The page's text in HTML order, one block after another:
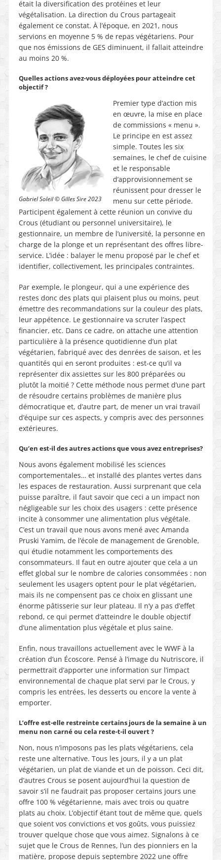
était la diversification des protéines et leur
végétalisation. La direction du Crous partageait
également ce constat. À l’époque, en 2021, nous
servions en moyenne 5 % de repas végétariens. Pour
que nos émissions de GES diminuent, il fallait atteindre
au moins 20 %.
Quelles actions avez-vous déployées pour atteindre cet
objectif ?
Gabriel Soleil © Gilles Sire 2023
Premier type d’action mis
en œuvre, la mise en place
de commissions « menu ».
Le principe en est assez
simple. Toutes les six
semaines, le chef de cuisine
et le responsable
d’approvisionnement se
réunissent pour dresser le
menu sur cette période.
Participent également à cette réunion un convive du
Crous (étudiant ou personnel universitaire), le
gestionnaire, un membre de l’université, la personne en
charge de la plonge et un représentant des offres libre-
service. L’idée : balayer le menu proposé par le chef et
identifier, collectivement, les principales contraintes.
Par exemple, le plongeur, qui a une expérience des
restes donc des plats qui plaisent plus ou moins, peut
émettre des recommandations sur la couleur des plats,
leur appétence. Le gestionnaire va scruter l’aspect
financier, etc. Dans ce cadre, on attache une attention
particulière à la présence quotidienne d’un plat
végétarien, fabriqué avec des denrées de saison, et les
quantités qui en seront produites : est-ce qu’il va
représenter dix assiettes sur les 800 préparées ou
plutôt la moitié ? Cette méthode nous permet d’une part
de résoudre certains problèmes de manière plus
démocratique et, d’autre part, de mener un vrai travail
d’équipe sur ces aspects, y compris avec des personnes
extérieures.
Qu’en est-il des autres actions que vous avez entreprises?
Nous avons également mobilisé les sciences
comportementales… et installé des plantes vertes dans
les espaces de restauration. Aussi surprenant que cela
puisse paraître, il faut savoir que ceci a un impact non
négligeable sur les choix des usagers : cette présence
incite à consommer une alimentation plus végétale.
C’est un travail que nous avons mené avec Amanda
Pruski Yamim, de l’école de management de Grenoble,
qui étudie notamment les comportements des
consommateurs. Il faut en outre ajouter que cela a un
effet global sur le nombre de calories consommées : non
seulement les usagers optent pour le plat végétarien,
mais ils ne compensent pas ce choix en glissant une
énorme pâtisserie sur leur plateau. Il n’y a pas d’effet
rebond, ce qui permet d’atteindre le double objectif
d’une alimentation plus végétale et plus saine.
Enfin, nous travaillons actuellement avec le WWF à la
création d’un Écoscore. Pensé à l’image du Nutriscore, il
permettrait d’apporter une information sur l’impact
environnemental de chaque plat servi par le Crous, y
compris les entrées, les desserts ou encore la vente à
emporter.
L’offre est-elle restreinte certains jours de la semaine à un
menu non carné ou cela reste-t-il ouvert ?
Non, nous n’imposons pas les plats végétariens, cela
reste une alternative. Tous les jours, il y a un plat
végétarien, un plat de viande et un de poisson. Ceci dit,
d’autres Crous se posent aujourd’hui la question de
savoir s’il ne faudrait pas proposer certains jours une
offre 100 % végétarienne, mais avec trois ou quatre
plats au choix. L’objectif étant tout de même que, quels
que soient vos convictions et vos goûts, vous puissiez
trouver quelque chose que vous aimez. Signalons à ce
sujet que le Crous de Rennes, l’un des pionniers en la
matière, propose depuis septembre 2022 une offre